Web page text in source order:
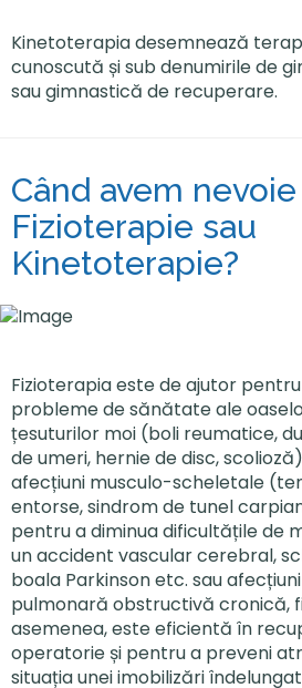
Kinetoterapia desemnează
cunoscută și sub denumirile de
sau gimnastică de recuperare.
Când avem
Fizioterapie sau
Kinetoterapie?
Fizioterapia este de ajutor
probleme de sănătate ale
țesuturilor moi (boli reumatice,
de umeri, hernie de disc,
afecțiuni musculo-scheletale
entorse, sindrom de tunel
pentru a diminua dificultățile de
un accident vascular cerebral,
boala Parkinson etc. sau
pulmonară obstructivă cronică,
asemenea, este eficientă în
operatorie și pentru a preveni
situația unei imobilizări